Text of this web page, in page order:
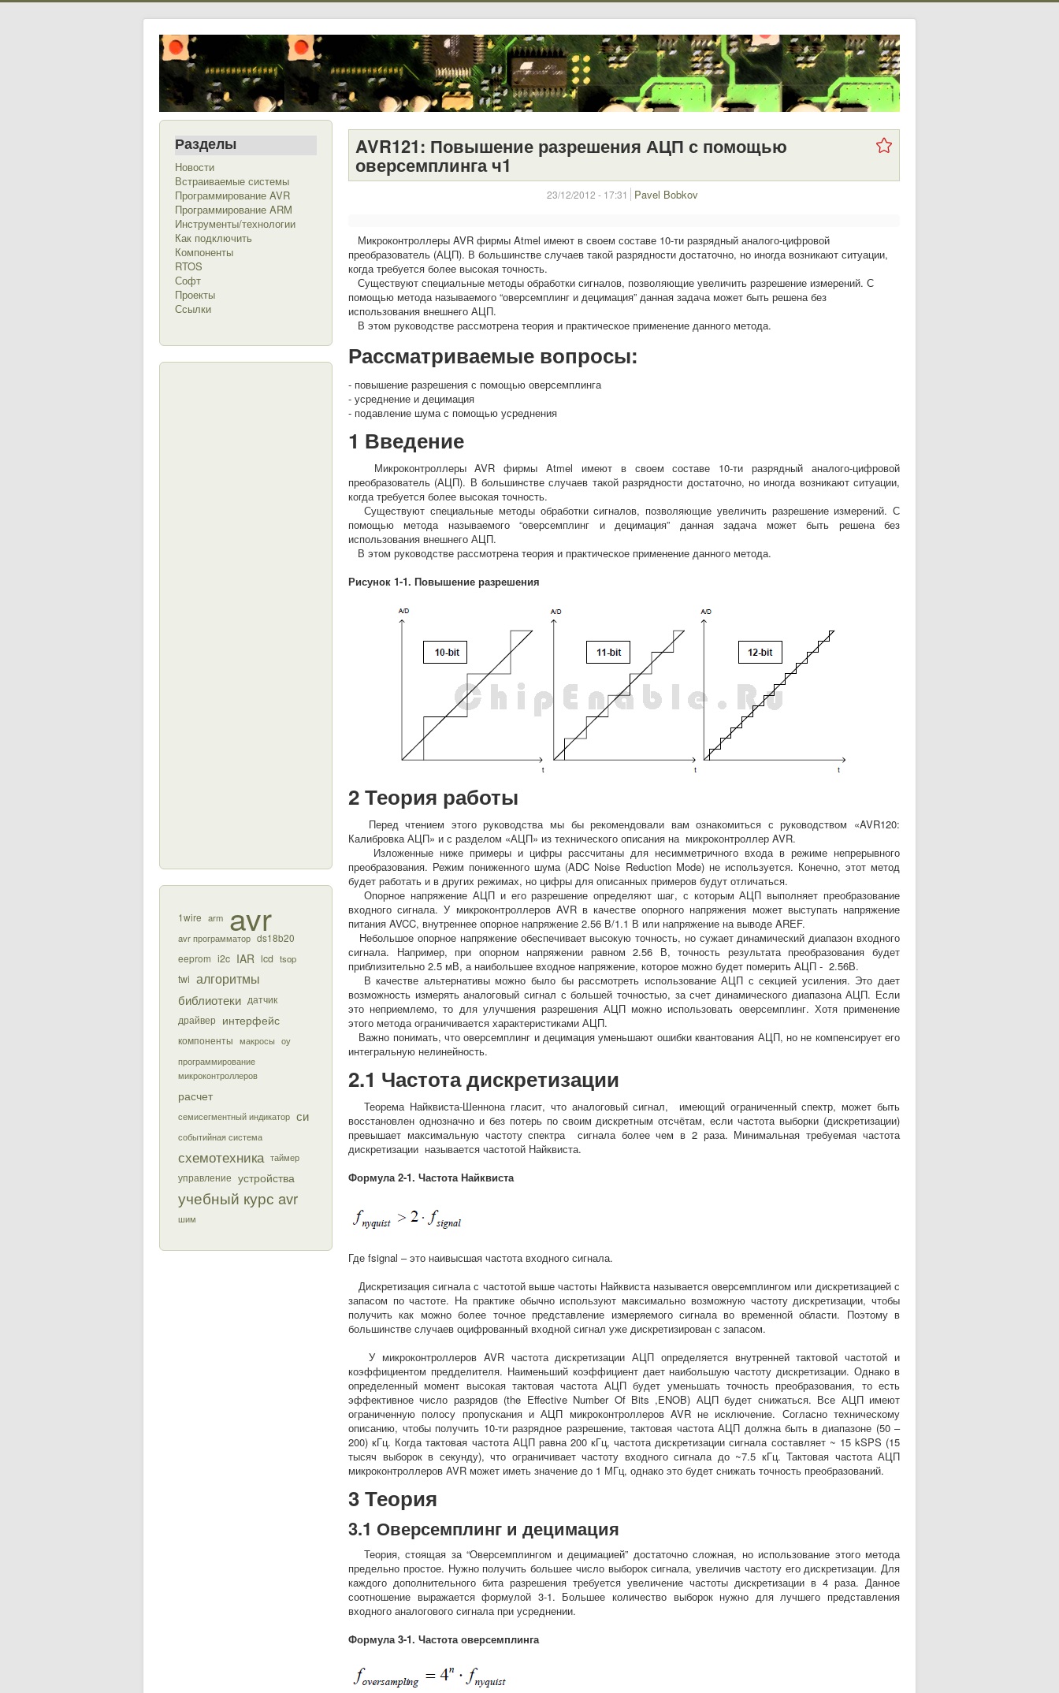
Разделы
Новости
Встраиваемые системы
Программирование AVR
Программирование ARM
Инструменты/технологии
Как подключить
Компоненты
RTOS
Софт
Проекты
Ссылки
1wire arm avr
avr программатор ds18b20
eeprom i2c IAR lcd tsop
twi алгоритмы
библиотеки датчик
драйвер интерфейс
компоненты макросы оу
программирование
микроконтроллеров
расчет
семисегментный индикатор си
событийная система
схемотехника таймер
управление устройства
учебный курс avr
шим
AVR121: Повышение разрешения АЦП с помощью
оверсемплинга ч1
23/12/2012 - 17:31 Pavel Bobkov
Микроконтроллеры AVR фирмы Atmel имеют в своем составе 10-ти разрядный аналого-цифровой
преобразователь (АЦП). В большинстве случаев такой разрядности достаточно, но иногда возникают ситуации,
когда требуется более высокая точность.
Существуют специальные методы обработки сигналов, позволяющие увеличить разрешение измерений. С
помощью метода называемого “оверсемплинг и децимация” данная задача может быть решена без
использования внешнего АЦП.
В этом руководстве рассмотрена теория и практическое применение данного метода.
Рассматриваемые вопросы:
- повышение разрешения с помощью оверсемплинга
- усреднение и децимация
- подавление шума с помощью усреднения
1 Введение
Микроконтроллеры AVR фирмы Atmel имеют в своем составе 10-ти разрядный аналого-цифровой
преобразователь (АЦП). В большинстве случаев такой разрядности достаточно, но иногда возникают ситуации,
когда требуется более высокая точность.
Существуют специальные методы обработки сигналов, позволяющие увеличить разрешение измерений. С
помощью метода называемого “оверсемплинг и децимация” данная задача может быть решена без
использования внешнего АЦП.
В этом руководстве рассмотрена теория и практическое применение данного метода.
Рисунок 1-1. Повышение разрешения
2 Теория работы
Перед чтением этого руководства мы бы рекомендовали вам ознакомиться с руководством «AVR120:
Калибровка АЦП» и с разделом «АЦП» из технического описания на микроконтроллер AVR.
Изложенные ниже примеры и цифры рассчитаны для несимметричного входа в режиме непрерывного
преобразования. Режим пониженного шума (ADC Noise Reduction Mode) не используется. Конечно, этот метод
будет работать и в других режимах, но цифры для описанных примеров будут отличаться.
Опорное напряжение АЦП и его разрешение определяют шаг, с которым АЦП выполняет преобразование
входного сигнала. У микроконтроллеров AVR в качестве опорного напряжения может выступать напряжение
питания AVCC, внутреннее опорное напряжение 2.56 В/1.1 В или напряжение на выводе AREF.
Небольшое опорное напряжение обеспечивает высокую точность, но сужает динамический диапазон входного
сигнала. Например, при опорном напряжении равном 2.56 В, точность результата преобразования будет
приблизительно 2.5 мВ, а наибольшее входное напряжение, которое можно будет померить АЦП - 2.56В.
В качестве альтернативы можно было бы рассмотреть использование АЦП с секцией усиления. Это дает
возможность измерять аналоговый сигнал с большей точностью, за счет динамического диапазона АЦП. Если
это неприемлемо, то для улучшения разрешения АЦП можно использовать оверсемплинг. Хотя применение
этого метода ограничивается характеристиками АЦП.
Важно понимать, что оверсемплинг и децимация уменьшают ошибки квантования АЦП, но не компенсирует его
интегральную нелинейность.
2.1 Частота дискретизации
Теорема Найквиста-Шеннона гласит, что аналоговый сигнал, имеющий ограниченный спектр, может быть
восстановлен однозначно и без потерь по своим дискретным отсчётам, если частота выборки (дискретизации)
превышает максимальную частоту спектра сигнала более чем в 2 раза. Минимальная требуемая частота
дискретизации называется частотой Найквиста.
Формула 2-1. Частота Найквиста
Где fsignal – это наивысшая частота входного сигнала.
Дискретизация сигнала с частотой выше частоты Найквиста называется оверсемплингом или дискретизацией с
запасом по частоте. На практике обычно используют максимально возможную частоту дискретизации, чтобы
получить как можно более точное представление измеряемого сигнала во временной области. Поэтому в
большинстве случаев оцифрованный входной сигнал уже дискретизирован с запасом.
У микроконтроллеров AVR частота дискретизации АЦП определяется внутренней тактовой частотой и
коэффициентом предделителя. Наименьший коэффициент дает наибольшую частоту дискретизации. Однако в
определенный момент высокая тактовая частота АЦП будет уменьшать точность преобразования, то есть
эффективное число разрядов (the Effective Number Of Bits ,ENOB) АЦП будет снижаться. Все АЦП имеют
ограниченную полосу пропускания и АЦП микроконтроллеров AVR не исключение. Согласно техническому
описанию, чтобы получить 10-ти разрядное разрешение, тактовая частота АЦП должна быть в диапазоне (50 –
200) кГц. Когда тактовая частота АЦП равна 200 кГц, частота дискретизации сигнала составляет ~ 15 kSPS (15
тысяч выборок в секунду), что ограничивает частоту входного сигнала до ~7.5 кГц. Тактовая частота АЦП
микроконтроллеров AVR может иметь значение до 1 МГц, однако это будет снижать точность преобразований.
3 Теория
3.1 Оверсемплинг и децимация
Теория, стоящая за “Оверсемплингом и децимацией” достаточно сложная, но использование этого метода
предельно простое. Нужно получить большее число выборок сигнала, увеличив частоту его дискретизации. Для
каждого дополнительного бита разрешения требуется увеличение частоты дискретизации в 4 раза. Данное
соотношение выражается формулой 3-1. Большее количество выборок нужно для лучшего представления
входного аналогового сигнала при усреднении.
Формула 3-1. Частота оверсемплинга